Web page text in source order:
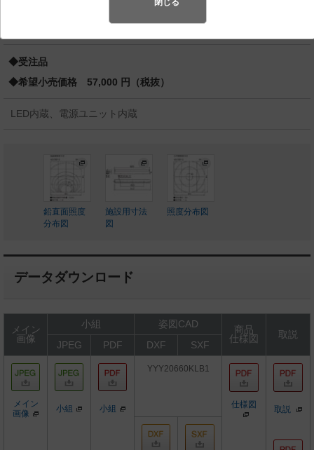
適で先進的な照明環境をご提案する商品群です）
◆受注品
◆希望小売価格 57,000 円（税抜）
LED内蔵、電源ユニット内蔵
鉛直面照度
分布図
施設用寸法
図
照度分布図
データダウンロード
メイン
画像
小組 姿図CAD
商品
仕様図
取説
JPEG
PDF DXF SXF
メイン
画像
小組 小組
YYY20660KLB1
仕様図 取説
閉じる